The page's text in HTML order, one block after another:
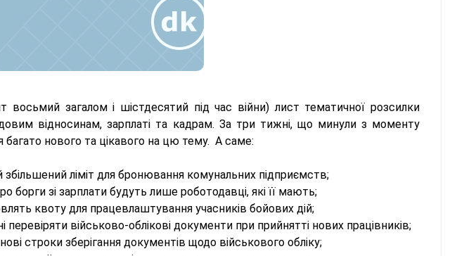
загалом і шістдесятий під час війни) лист тематичної розсилки
відносинам, зарплаті та кадрам. За три тижні, що минули з моменту
багато нового та цікавого на цю тему. А саме:
ліміт для бронювання комунальних підприємств;
борги зі зарплати будуть лише роботодавці, які її мають;
квоту для працевлаштування учасників бойових дій;
перевіряти військово-облікові документи при прийнятті нових працівників;
строки зберігання документів щодо військового обліку;